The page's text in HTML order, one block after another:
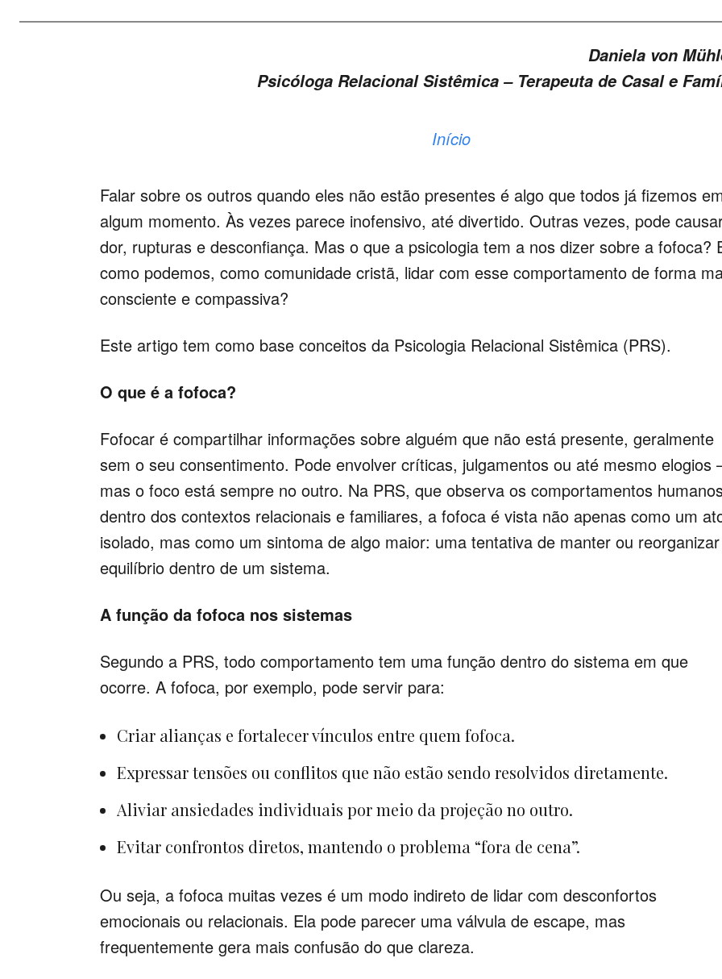
Daniela von
Psicóloga Relacional Sistêmica – Terapeuta de Casal e
Início
Falar sobre os outros quando eles não estão presentes é algo que todos já fizemos
algum momento. Às vezes parece inofensivo, até divertido. Outras vezes, pode
dor, rupturas e desconfiança. Mas o que a psicologia tem a nos dizer sobre a fofoca?
como podemos, como comunidade cristã, lidar com esse comportamento de forma
consciente e compassiva?
Este artigo tem como base conceitos da Psicologia Relacional Sistêmica (PRS).
O que é a fofoca?
Fofocar é compartilhar informações sobre alguém que não está presente, geralmente
sem o seu consentimento. Pode envolver críticas, julgamentos ou até mesmo elogios
mas o foco está sempre no outro. Na PRS, que observa os comportamentos
dentro dos contextos relacionais e familiares, a fofoca é vista não apenas como um
isolado, mas como um sintoma de algo maior: uma tentativa de manter ou
equilíbrio dentro de um sistema.
A função da fofoca nos sistemas
Segundo a PRS, todo comportamento tem uma função dentro do sistema em que
ocorre. A fofoca, por exemplo, pode servir para:
Criar alianças e fortalecer vínculos entre quem fofoca.
Expressar tensões ou conflitos que não estão sendo resolvidos diretamente.
Aliviar ansiedades individuais por meio da projeção no outro.
Evitar confrontos diretos, mantendo o problema “fora de cena”.
Ou seja, a fofoca muitas vezes é um modo indireto de lidar com desconfortos
emocionais ou relacionais. Ela pode parecer uma válvula de escape, mas
frequentemente gera mais confusão do que clareza.